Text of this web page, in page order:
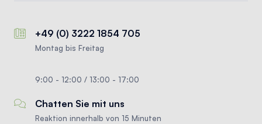
+49 (0) 3222 1854 705
Montag bis Freitag
9:00 - 12:00 / 13:00 - 17:00
Chatten Sie mit uns
Reaktion innerhalb von 15 Minuten